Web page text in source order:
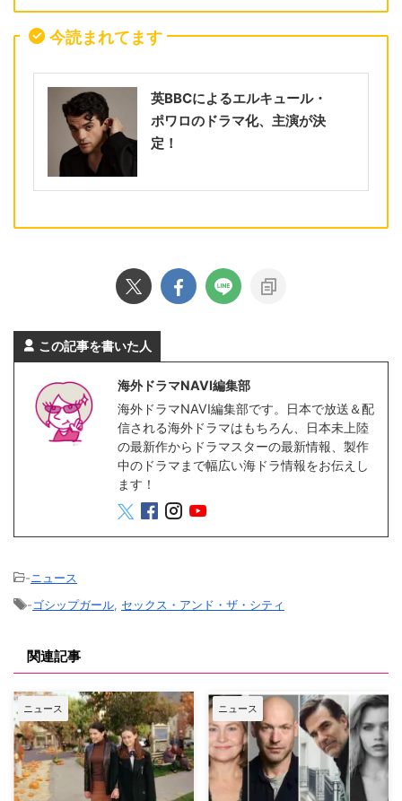
今読まれてます
英BBCによるエルキュール・
ポワロのドラマ化、主演が決
定！
この記事を書いた人
海外ドラマNAVI編集部
海外ドラマNAVI編集部です。日本で放送＆配
信される海外ドラマはもちろん、日本未上陸
の最新作からドラマスターの最新情報、製作
中のドラマまで幅広い海ドラ情報をお伝えし
ます！
-ニュース
-ゴシップガール セックス・アンド・ザ・シティ
関連記事
ニュース ニュース